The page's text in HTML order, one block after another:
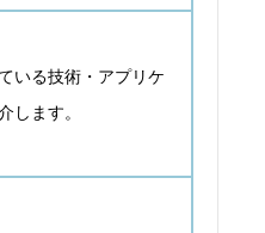
いる技術・アプリケ
します。